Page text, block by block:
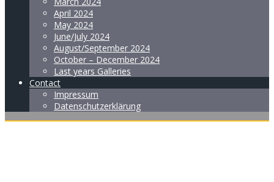
April 2024
May 2024
June/July 2024
August/September 2024
October – December 2024
Last years Galleries
Contact
Impressum
Datenschutzerklärung